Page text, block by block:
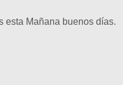
Mañana buenos días.